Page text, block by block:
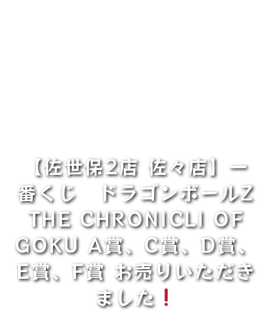
【佐世保2店 佐々店】一
番くじ ドラゴンボールZ
THE CHRONICLI OF
GOKU A賞、C賞、D賞、
E賞、F賞 お売りいただき
ました